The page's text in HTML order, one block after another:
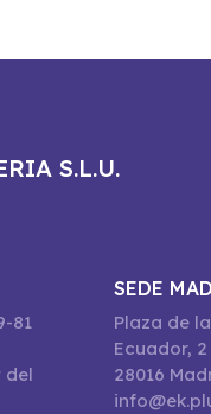
S.L.U.
81
del
SEDE
Plaza de
Ecuador, 2
28016